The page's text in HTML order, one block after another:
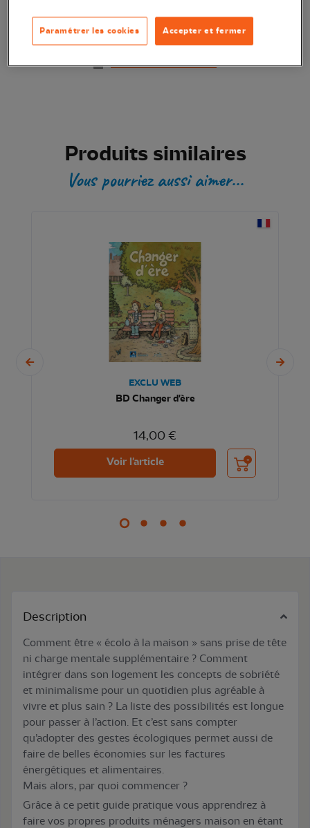
Ajouter au panier
Transaction sécurisée
Produits similaires
Vous pourriez aussi aimer...
EXCLU WEB
BD Changer d'ère
14,00 €
Voir l'article Ajouter au panier
Description
Comment être « écolo à la maison » sans prise de tête
ni charge mentale supplémentaire ? Comment
intégrer dans son logement les concepts de sobriété
et minimalisme pour un quotidien plus agréable à
vivre et plus sain ? La liste des possibilités est longue
pour passer à l’action. Et c’est sans compter
qu’adopter des gestes écologiques permet aussi de
faire de belles économies sur les factures
énergétiques et alimentaires.
Mais alors, par quoi commencer ?
Grâce à ce petit guide pratique vous apprendrez à
faire vos propres produits ménagers maison en étant
Accepter et fermer
Paramétrer les cookies